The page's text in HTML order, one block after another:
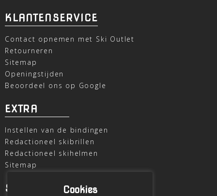
KLANTENSERVICE
Contact opnemen met Ski Outlet
Retourneren
Sitemap
Openingstijden
Beoordeel ons op Google
EXTRA
Instellen van de bindingen
Redactioneel skibrillen
Redactioneel skihelmen
Sitemap
SKI OUTLETCookies